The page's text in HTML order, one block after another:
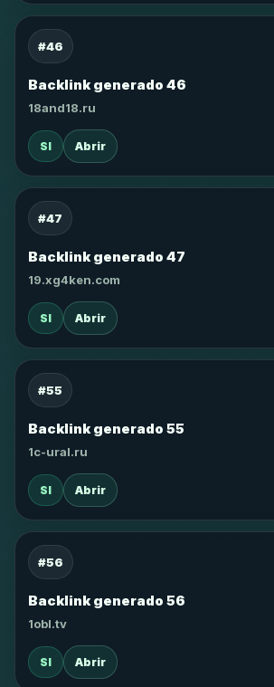
#46
Backlink generado 46
18and18.ru
SI Abrir
#47
Backlink generado 47
19.xg4ken.com
SI Abrir
#55
Backlink generado 55
1c-ural.ru
SI Abrir
#56
Backlink generado 56
1obl.tv
SI Abrir